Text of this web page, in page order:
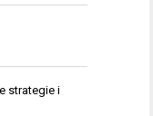
strategie i